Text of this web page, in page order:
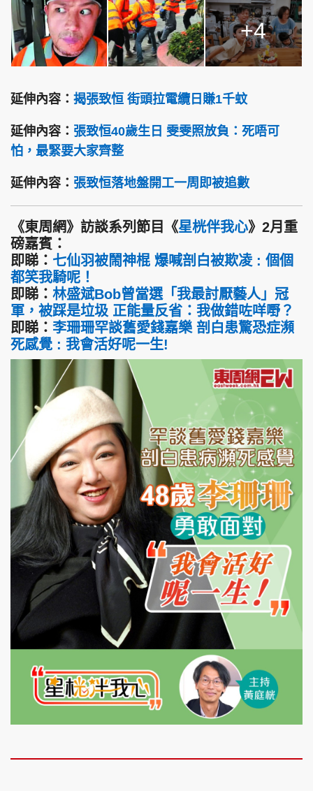
+4
延伸內容： 揭張致恒 街頭拉電纜日賺1千蚊
延伸內容： 張致恒40歲生日 雯雯照放負：死唔可
怕，最緊要大家齊整
延伸內容： 張致恒落地盤開工一周即被追數
《東周網》訪談系列節目《星桄伴我心》2月重
磅嘉賓：
即睇： 七仙羽被鬧神棍 爆喊剖白被欺凌 : 個個
都笑我騎呢！
即睇： 林盛斌Bob曾當選「我最討厭藝人」冠
軍，被踩是垃圾 正能量反省：我做錯咗咩嘢？
即睇： 李珊珊罕談舊愛錢嘉樂 剖白患驚恐症瀕
死感覺 : 我會活好呢一生!